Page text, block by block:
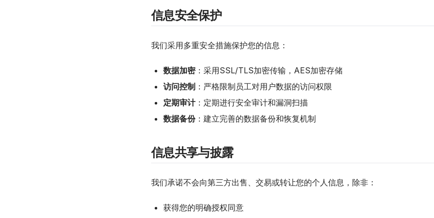
信息安全保护
我们采用多重安全措施保护您的信息：
数据加密：采用SSL/TLS加密传输，AES加密存储
访问控制 ：严格限制员工对用户数据的访问权限
定期审计：定期进行安全审计和漏洞扫描
数据备份：建立完善的数据备份和恢复机制
信息共享与披露
我们承诺不会向第三方出售、交易或转让您的个人信息，除非：
获得您的明确授权同意